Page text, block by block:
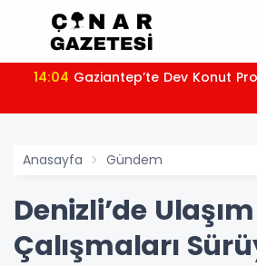
14:04 Gaziantep’te Dev Konut
Anasayfa Gündem
Denizli’de
Çalışmaları